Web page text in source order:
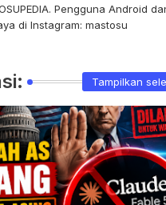
Pengguna Android
di Instagram: mastosu
Tampilkan